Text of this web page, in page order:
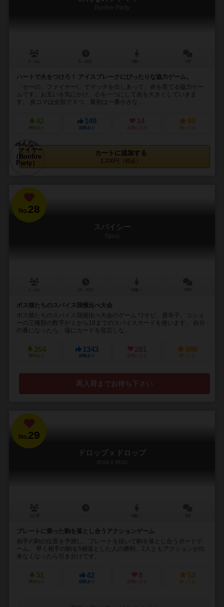
Bonfire Party
ハートで火をつけろ！ アイスブレークにぴったりな協力ゲーム。
「せーの、ファイヤー!」でマッチを出しあって、炎を育てる協力ゲー
ムです。お互いを気にかけ、心を一つにして炎を大きくしていきま
す。 炎コマは全部で５つ、最初は一番小さな...
42
興味あり
149
経験あり
14
お気に入り
98
持ってる
カートに追加する
2,200円（税込）
No.28
スパイシー
Spicy
ボス猫たちのスパイス我慢比べ大会
ボス猫たちのスパイス我慢比べ大会のゲーム ワサビ、唐辛子、コショ
ーの三種類の数字が１から10までのスパイスカードを使います。 自分
の番になったら、場にカードを宣言しな...
254
興味あり
1343
経験あり
281
お気に入り
888
持ってる
再入荷までお待ち下さい
No.29
ドロップ x ドロップ
drop x drop
プレートに乗った駒を落とし合うアクションゲーム
相手の駒の位置を予測し、プレートを抜いて駒を落とし合うボードゲ
ーム。 早く相手の駒を5個落とした人の勝利、2人ともアクションが出
来なくなったら引き分けです。
31
興味あり
42
経験あり
8
お気に入り
52
持ってる